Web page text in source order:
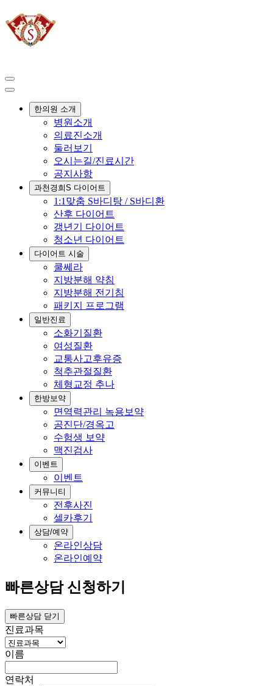
한의원 소개
병원소개
의료진소개
둘러보기
오시는길/진료시간
공지사항
과천경희S 다이어트
1:1맞춤 S바디탕 / S바디환
산후 다이어트
갱년기 다이어트
청소년 다이어트
다이어트 시술
쿨쎄라
지방분해 약침
지방분해 전기침
패키지 프로그램
일반진료
소화기질환
여성질환
교통사고후유증
척추관절질환
체형교정 추나
한방보약
면역력관리 녹용보약
공진단/경옥고
수험생 보약
맥진검사
이벤트
이벤트
커뮤니티
전후사진
셀카후기
상담/예약
온라인상담
온라인예약
빠른상담 신청하기
빠른상담 닫기
진료과목
이름
연락처